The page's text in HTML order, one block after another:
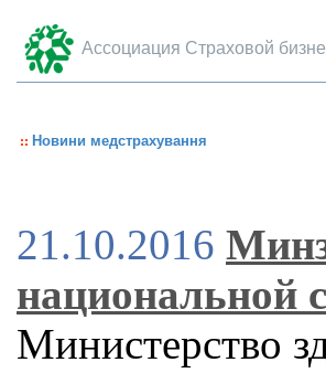
Ассоциация Страховой
Новини медстрахування
21.10.2016
национальной
Министерство